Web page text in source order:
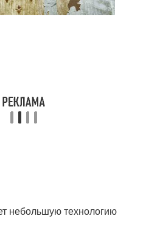
небольшую технологию